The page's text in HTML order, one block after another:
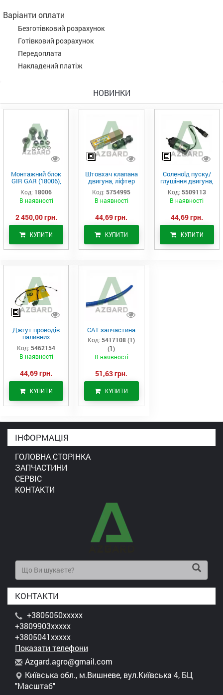
Варіанти оплати
Безготівковий розрахунок
Готівковий розрахунок
Передоплата
Накладений платіж
НОВИНКИ
Монтажний блок
GIR GAR (18006),
Аналог
Код: 18006
В наявності
2 450,00 грн.
КУПИТИ
Штовхач клапана
двигуна, ліфтер
(575-4995)
Код: 5754995
В наявності
44,69 грн.
КУПИТИ
Соленоїд пуску/
глушіння двигуна,
актуатор (550-
9113)
Код: 5509113
В наявності
44,69 грн.
КУПИТИ
Джгут проводів
паливних
форсунок CAT
C7/C9 (546-2154)
Код: 5462154
В наявності
44,69 грн.
КУПИТИ
САТ запчастина
Код: 5417108 (1)
(1)
В наявності
51,63 грн.
КУПИТИ
ІНФОРМАЦІЯ
ГОЛОВНА СТОРІНКА
ЗАПЧАСТИНИ
СЕРВІС
КОНТАКТИ
КОНТАКТИ
+3805050xxxxx
+3809903xxxxx
+3805041xxxxx
Показати телефони
Azgard.agro@gmail.com
Київська обл., м.Вишневе, вул.Київська 4, БЦ
"Масштаб"